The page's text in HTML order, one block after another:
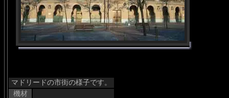
マドリードの市街の様子です。
機材